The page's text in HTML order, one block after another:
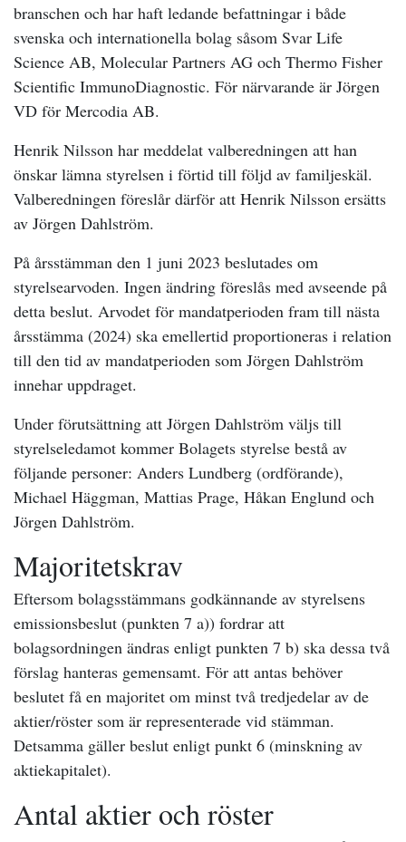
branschen och har haft ledande befattningar i både
svenska och internationella bolag såsom Svar Life
Science AB, Molecular Partners AG och Thermo Fisher
Scientific ImmunoDiagnostic. För närvarande är Jörgen
VD för Mercodia AB.
Henrik Nilsson har meddelat valberedningen att han
önskar lämna styrelsen i förtid till följd av familjeskäl.
Valberedningen föreslår därför att Henrik Nilsson ersätts
av Jörgen Dahlström.
På årsstämman den 1 juni 2023 beslutades om
styrelsearvoden. Ingen ändring föreslås med avseende på
detta beslut. Arvodet för mandatperioden fram till nästa
årsstämma (2024) ska emellertid proportioneras i relation
till den tid av mandatperioden som Jörgen Dahlström
innehar uppdraget.
Under förutsättning att Jörgen Dahlström väljs till
styrelseledamot kommer Bolagets styrelse bestå av
följande personer: Anders Lundberg (ordförande),
Michael Häggman, Mattias Prage, Håkan Englund och
Jörgen Dahlström.
Majoritetskrav
Eftersom bolagsstämmans godkännande av styrelsens
emissionsbeslut (punkten 7 a)) fordrar att
bolagsordningen ändras enligt punkten 7 b) ska dessa två
förslag hanteras gemensamt. För att antas behöver
beslutet få en majoritet om minst två tredjedelar av de
aktier/röster som är representerade vid stämman.
Detsamma gäller beslut enligt punkt 6 (minskning av
aktiekapitalet).
Antal aktier och röster